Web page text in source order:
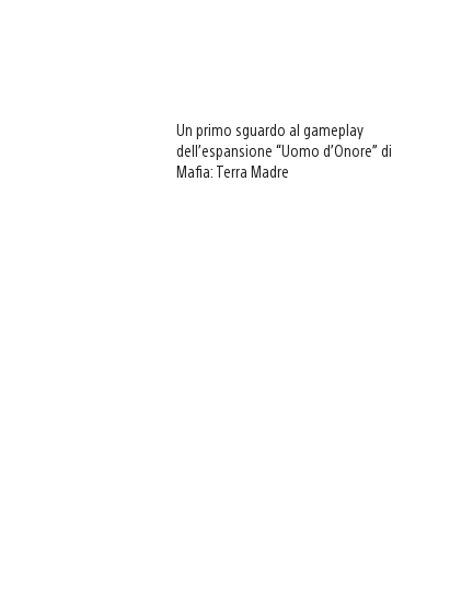
Un primo sguardo al gameplay
dell’espansione “Uomo d’Onore” di
Mafia: Terra Madre